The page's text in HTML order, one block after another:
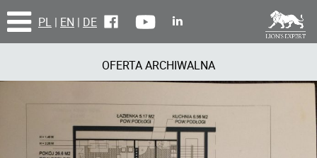
PL | EN | DE
OFERTA ARCHIWALNA